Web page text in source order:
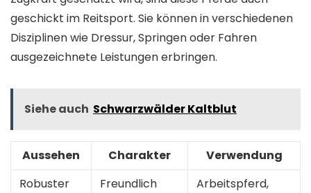
geschickt im Reitsport. Sie können in verschiedenen
Disziplinen wie Dressur, Springen oder Fahren
ausgezeichnete Leistungen erbringen.
Siehe auch Schwarzwälder Kaltblut
Aussehen Charakter
Verwendung
Robuster
Freundlich
Arbeitspferd,